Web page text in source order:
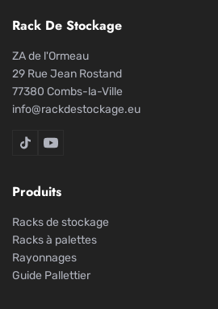
Rack De Stockage
ZA de l'Ormeau
29 Rue Jean Rostand
77380 Combs-la-Ville
info@rackdestockage.eu
Rack De Stockage sur TikTok
Rack De Stockage sur YouTube
Produits
Racks de stockage
Racks à palettes
Rayonnages
Guide Pallettier